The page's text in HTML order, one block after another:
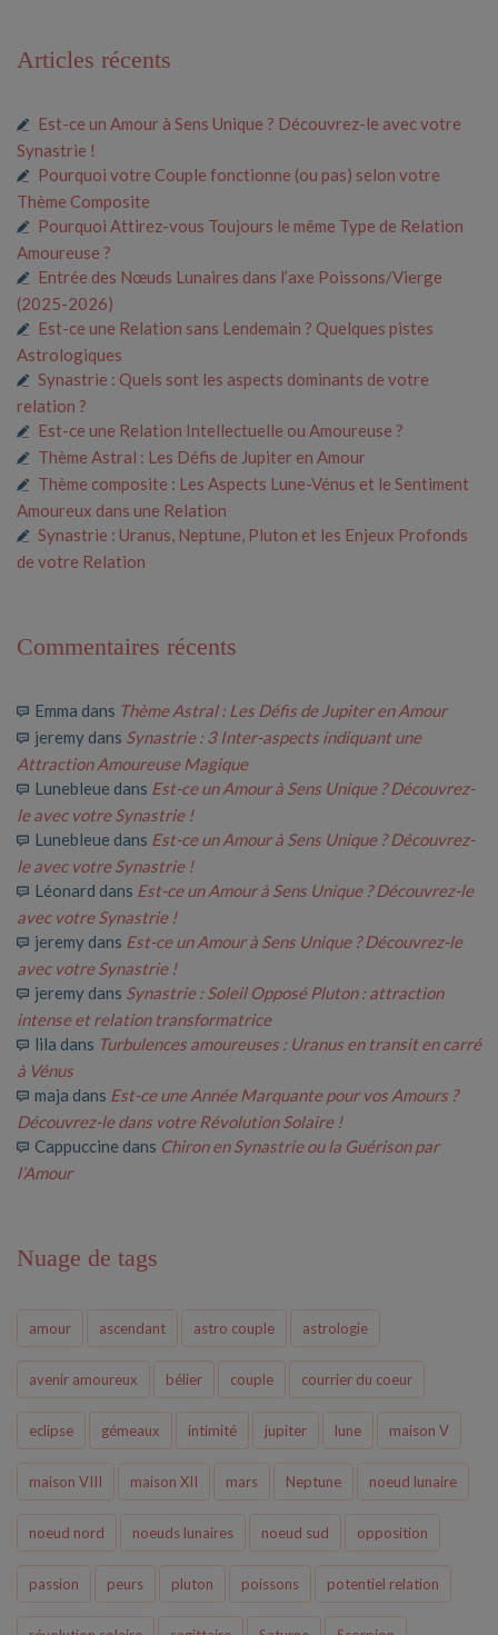
Articles récents
Est-ce un Amour à Sens Unique ? Découvrez-le avec votre
Synastrie !
Pourquoi votre Couple fonctionne (ou pas) selon votre
Thème Composite
Pourquoi Attirez-vous Toujours le même Type de Relation
Amoureuse ?
Entrée des Nœuds Lunaires dans l’axe Poissons/Vierge
(2025-2026)
Est-ce une Relation sans Lendemain ? Quelques pistes
Astrologiques
Synastrie : Quels sont les aspects dominants de votre
relation ?
Est-ce une Relation Intellectuelle ou Amoureuse ?
Thème Astral : Les Défis de Jupiter en Amour
Thème composite : Les Aspects Lune-Vénus et le Sentiment
Amoureux dans une Relation
Synastrie : Uranus, Neptune, Pluton et les Enjeux Profonds
de votre Relation
Commentaires récents
Emma dans Thème Astral : Les Défis de Jupiter en Amour
jeremy dans Synastrie : 3 Inter-aspects indiquant une
Attraction Amoureuse Magique
Lunebleue dans Est-ce un Amour à Sens Unique ? Découvrez-
le avec votre Synastrie !
Lunebleue dans Est-ce un Amour à Sens Unique ? Découvrez-
le avec votre Synastrie !
Léonard dans Est-ce un Amour à Sens Unique ? Découvrez-le
avec votre Synastrie !
jeremy dans Est-ce un Amour à Sens Unique ? Découvrez-le
avec votre Synastrie !
jeremy dans Synastrie : Soleil Opposé Pluton : attraction
intense et relation transformatrice
lila dans Turbulences amoureuses : Uranus en transit en carré
à Vénus
maja dans Est-ce une Année Marquante pour vos Amours ?
Découvrez-le dans votre Révolution Solaire !
Cappuccine dans Chiron en Synastrie ou la Guérison par
l’Amour
Nuage de tags
amour ascendant astro couple astrologie
avenir amoureux bélier couple courrier du coeur
eclipse gémeaux intimité jupiter lune maison V
maison VIII maison XII mars Neptune noeud lunaire
noeud nord noeuds lunaires noeud sud opposition
passion peurs pluton poissons potentiel relation